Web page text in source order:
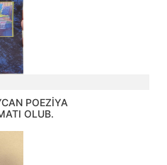
POEZİYA
OLUB.